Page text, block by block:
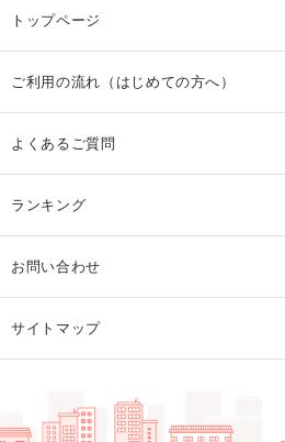
トップページ
ご利用の流れ（はじめての方へ）
よくあるご質問
ランキング
お問い合わせ
サイトマップ